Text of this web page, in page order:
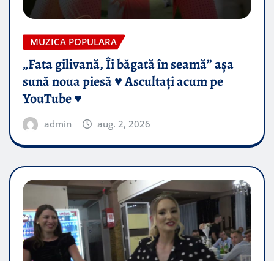
MUZICA POPULARA
„Fata gilivană, Îi băgată în seamă” așa
sună noua piesă ♥️ Ascultați acum pe
YouTube ♥️
admin aug. 2, 2026